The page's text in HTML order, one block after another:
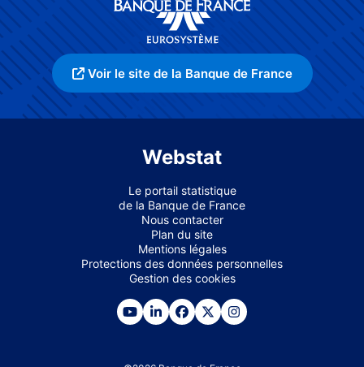
Voir le site de la Banque de France
Webstat
Le portail statistique
de la Banque de France
Nous contacter
Plan du site
Mentions légales
Protections des données personnelles
Gestion des cookies